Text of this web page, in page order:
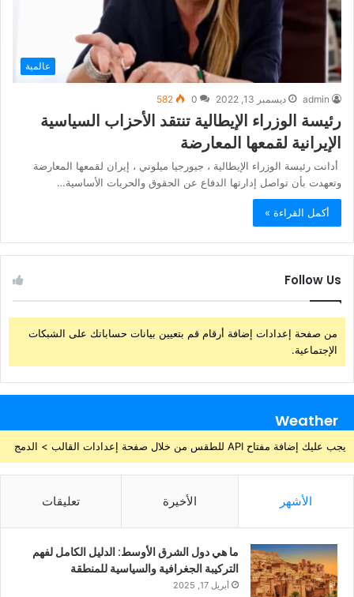
عالمية
admin ديسمبر 13, 2022 0
582
رئيسة الوزراء الإيطالية تنتقد الأحزاب السياسية
الإيرانية لقمعها المعارضة
أدانت رئيسة الوزراء الإيطالية ، جيورجيا ميلوني ، إيران لقمعها المعارضة
وتعهدت بأن تواصل إدارتها الدفاع عن الحقوق والحريات الأساسية…
أكمل القراءة »
Follow Us
من صفحة إعدادات إضافة أرقام قم بتعيين بيانات حساباتك على الشبكات
الإجتماعية.
Weather
يجب عليك إضافة مفتاح API للطقس من خلال صفحة إعدادات القالب > الدمج
الأشهر الأخيرة تعليقات
ما هي دول الشرق الأوسط: الدليل الكامل لفهم
التركيبة الجغرافية والسياسية للمنطقة
أبريل 17, 2025